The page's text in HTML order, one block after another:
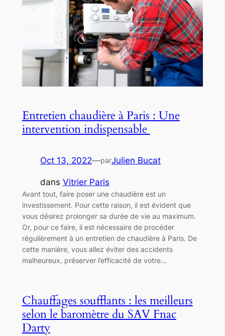
Entretien chaudière à Paris : Une
intervention indispensable
Oct 13, 2022—parJulien Bucat
dans Vitrier Paris
Avant tout, faire poser une chaudière est un
investissement. Pour cette raison, il est évident que
vous désirez prolonger sa durée de vie au maximum.
Or, pour ce faire, il est nécessaire de procéder
régulièrement à un entretien de chaudière à Paris. De
cette manière, vous allez éviter des accidents
malheureux, préserver l’efficacité de votre…
Chauffages soufflants : les meilleurs
selon le baromètre du SAV Fnac
Darty